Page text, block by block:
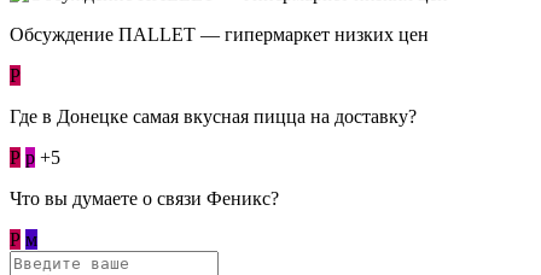
Обсуждение ПАLLЕТ — гипермаркет низких цен
Р
Где в Донецке самая вкусная пицца на доставку?
Р p +5
Что вы думаете о связи Феникс?
Р м